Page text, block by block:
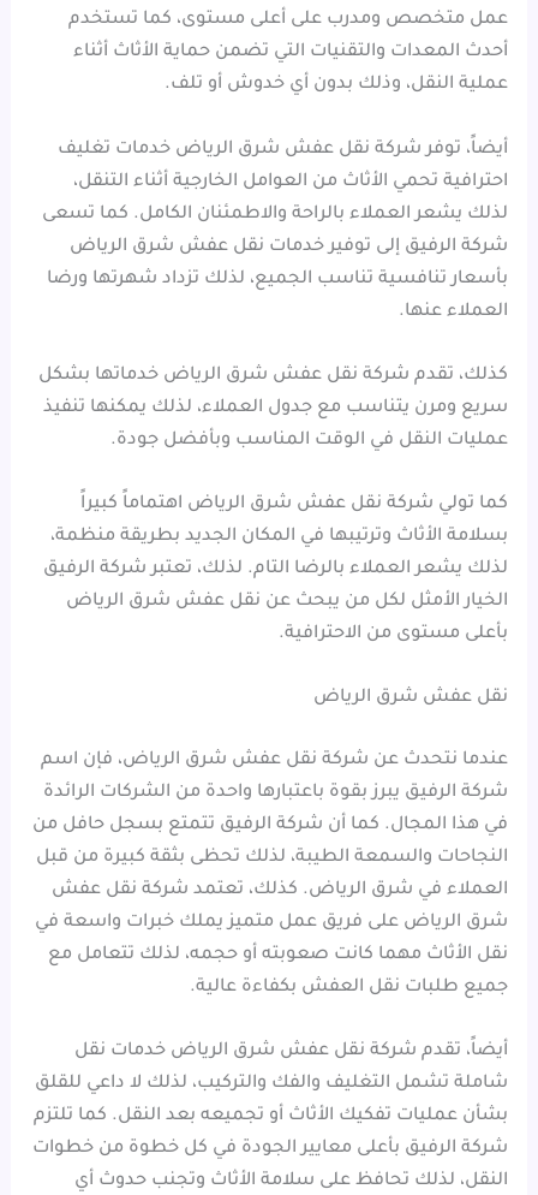
عمل متخصص ومدرب على أعلى مستوى، كما تستخدم
أحدث المعدات والتقنيات التي تضمن حماية الأثاث أثناء
عملية النقل، وذلك بدون أي خدوش أو تلف.
أيضاً، توفر شركة نقل عفش شرق الرياض خدمات تغليف
احترافية تحمي الأثاث من العوامل الخارجية أثناء التنقل،
لذلك يشعر العملاء بالراحة والاطمئنان الكامل. كما تسعى
شركة الرفيق إلى توفير خدمات نقل عفش شرق الرياض
بأسعار تنافسية تناسب الجميع، لذلك تزداد شهرتها ورضا
العملاء عنها.
كذلك، تقدم شركة نقل عفش شرق الرياض خدماتها بشكل
سريع ومرن يتناسب مع جدول العملاء، لذلك يمكنها تنفيذ
عمليات النقل في الوقت المناسب وبأفضل جودة.
كما تولي شركة نقل عفش شرق الرياض اهتماماً كبيراً
بسلامة الأثاث وترتيبها في المكان الجديد بطريقة منظمة،
لذلك يشعر العملاء بالرضا التام. لذلك، تعتبر شركة الرفيق
الخيار الأمثل لكل من يبحث عن نقل عفش شرق الرياض
بأعلى مستوى من الاحترافية.
نقل عفش شرق الرياض
عندما نتحدث عن شركة نقل عفش شرق الرياض، فإن اسم
شركة الرفيق يبرز بقوة باعتبارها واحدة من الشركات الرائدة
في هذا المجال. كما أن شركة الرفيق تتمتع بسجل حافل من
النجاحات والسمعة الطيبة، لذلك تحظى بثقة كبيرة من قبل
العملاء في شرق الرياض. كذلك، تعتمد شركة نقل عفش
شرق الرياض على فريق عمل متميز يملك خبرات واسعة في
نقل الأثاث مهما كانت صعوبته أو حجمه، لذلك تتعامل مع
جميع طلبات نقل العفش بكفاءة عالية.
أيضاً، تقدم شركة نقل عفش شرق الرياض خدمات نقل
شاملة تشمل التغليف والفك والتركيب، لذلك لا داعي للقلق
بشأن عمليات تفكيك الأثاث أو تجميعه بعد النقل. كما تلتزم
شركة الرفيق بأعلى معايير الجودة في كل خطوة من خطوات
النقل، لذلك تحافظ على سلامة الأثاث وتجنب حدوث أي